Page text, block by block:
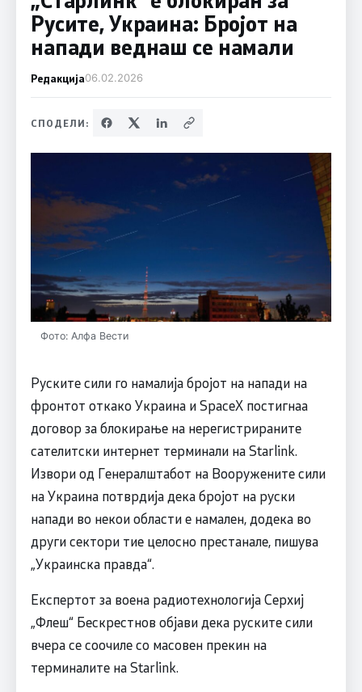
Русите, Украина: Бројот на
напади веднаш се намали
Редакција06.02.2026
СПОДЕЛИ:
Фото: Алфа Вести
Руските сили го намалија бројот на напади на
фронтот откако Украина и SpaceX постигнаа
договор за блокирање на нерегистрираните
сателитски интернет терминали на Starlink.
Извори од Генералштабот на Вооружените сили
на Украина потврдија дека бројот на руски
напади во некои области е намален, додека во
други сектори тие целосно престанале, пишува
„Украинска правда“.
Експертот за воена радиотехнологија Серхиј
„Флеш“ Бескрестнов објави дека руските сили
вчера се соочиле со масовен прекин на
терминалите на Starlink.